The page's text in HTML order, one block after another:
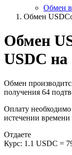
Обмен
Обмен
Обмен
USDC
Обмен
получения 64
Оплату
истечении времени
Отдаете
Курс: 1.1 USDC =